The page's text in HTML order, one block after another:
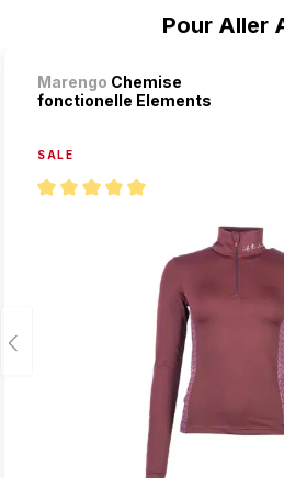
Pour Aller
Marengo Chemise
fonctionelle Elements
SALE